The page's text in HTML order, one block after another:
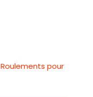
Roulements pour